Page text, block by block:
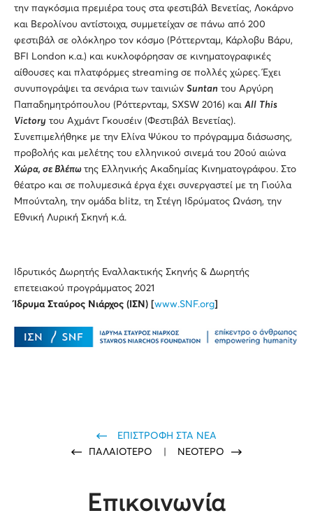
την παγκόσμια πρεμιέρα τους στα φεστιβάλ Βενετίας, Λοκάρνο
και Βερολίνου αντίστοιχα, συμμετείχαν σε πάνω από 200
φεστιβάλ σε ολόκληρο τον κόσμο (Ρόττερνταμ, Κάρλοβυ Βάρυ,
BFI London κ.α.) και κυκλοφόρησαν σε κινηματογραφικές
αίθουσες και πλατφόρμες streaming σε πολλές χώρες. Έχει
συνυπογράψει τα σενάρια των ταινιών Suntan του Αργύρη
Παπαδημητρόπουλου (Ρόττερνταμ, SXSW 2016) και All This
Victory του Αχμάντ Γκουσέιν (Φεστιβάλ Βενετίας).
Συνεπιμελήθηκε με την Ελίνα Ψύκου το πρόγραμμα διάσωσης,
προβολής και μελέτης του ελληνικού σινεμά του 20ού αιώνα
Χώρα, σε Βλέπω της Ελληνικής Ακαδημίας Κινηματογράφου. Στο
θέατρο και σε πολυμεσικά έργα έχει συνεργαστεί με τη Γιούλα
Μπούνταλη, την ομάδα blitz, τη Στέγη Ιδρύματος Ωνάση, την
Εθνική Λυρική Σκηνή κ.ά.
Ιδρυτικός Δωρητής Εναλλακτικής Σκηνής & Δωρητής
επετειακού προγράμματος 2021
Ίδρυμα Σταύρος Νιάρχος (ΙΣΝ) [www.SNF.org]
ΕΠΙΣΤΡΟΦΗ ΣΤΑ ΝΕΑ
ΠΑΛΑΙΟΤΕΡΟ
ΝΕΟΤΕΡΟ
Επικοινωνία